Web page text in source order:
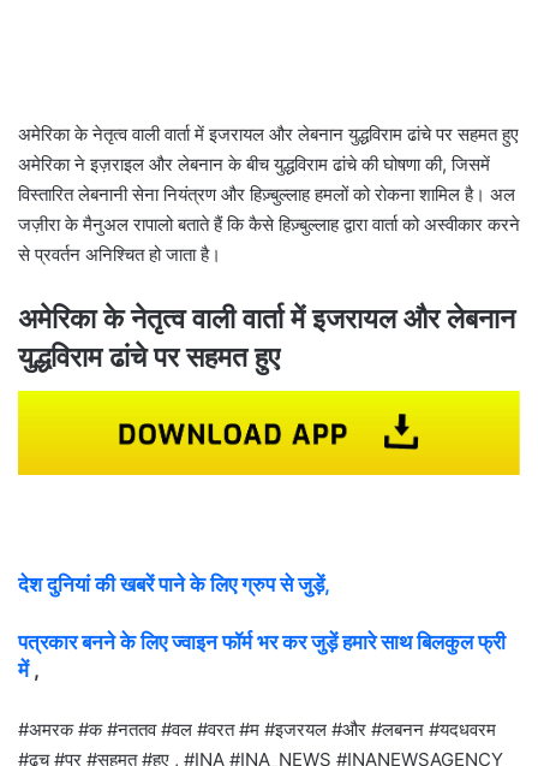
अमेरिका के नेतृत्व वाली वार्ता में इजरायल और लेबनान युद्धविराम ढांचे पर सहमत हुए
अमेरिका ने इज़राइल और लेबनान के बीच युद्धविराम ढांचे की घोषणा की, जिसमें
विस्तारित लेबनानी सेना नियंत्रण और हिज़्बुल्लाह हमलों को रोकना शामिल है। अल
जज़ीरा के मैनुअल रापालो बताते हैं कि कैसे हिज़्बुल्लाह द्वारा वार्ता को अस्वीकार करने
से प्रवर्तन अनिश्चित हो जाता है।
अमेरिका के नेतृत्व वाली वार्ता में इजरायल और लेबनान
युद्धविराम ढांचे पर सहमत हुए
देश दुनियां की खबरें पाने के लिए ग्रुप से जुड़ें,
पत्रकार बनने के लिए ज्वाइन फॉर्म भर कर जुड़ें हमारे साथ बिलकुल फ्री
में ,
#अमरक #क #नततव #वल #वरत #म #इजरयल #और #लबनन #यदधवरम
#ढच #पर #सहमत #हए , #INA #INA_NEWS #INANEWSAGENCY